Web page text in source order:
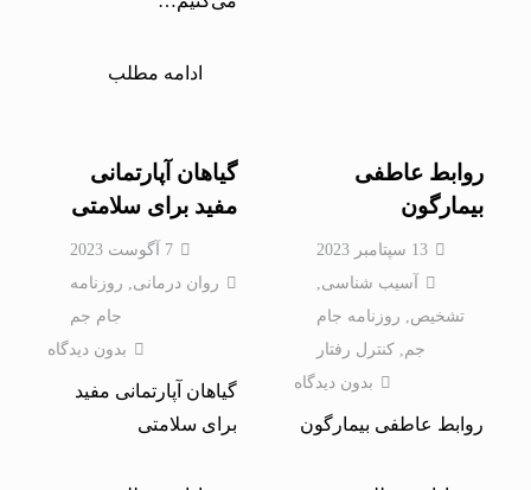
ادامه مطلب
روابط عاطفی
بیمارگون
13 سپتامبر 2023
آسیب شناسی,
تشخیص,روزنامه جام
,کنترل رفتار
بدون دیدگاه
روابط عاطفی بیمارگون
گیاهان آپارتمانی
مفید برای سلامتی
روان درمانی,روزنامه
جام جم
بدون دیدگاه
گیاهان آپارتمانی مفید
برای سلامتی